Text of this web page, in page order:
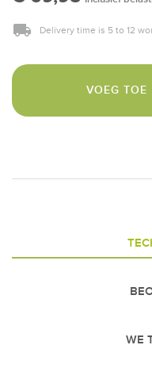
Delivery time is 5 to 12
VOEG TOE
WE